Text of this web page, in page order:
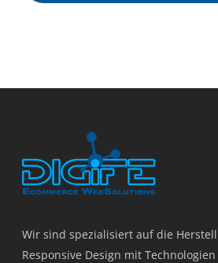
Wir sind spezialisiert auf die
Responsive Design mit